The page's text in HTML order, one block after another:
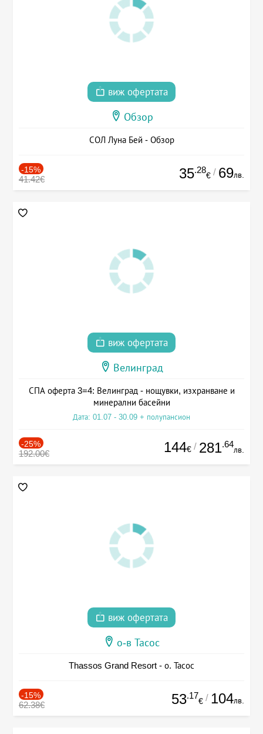
виж офертата
Обзор
СОЛ Луна Бей - Обзор
-15%
41.42€ 35.28
€ / 69лв.
виж офертата
Велинград
СПА оферта 3=4: Велинград - нощувки, изхранване и
минерални басейни
Дата: 01.07 - 30.09 + полупансион
-25%
192.00€ 144€ / 281.64
лв.
виж офертата
о-в Тасос
Thassos Grand Resort - о. Тасос
-15%
62.38€ 53.17
€ / 104лв.